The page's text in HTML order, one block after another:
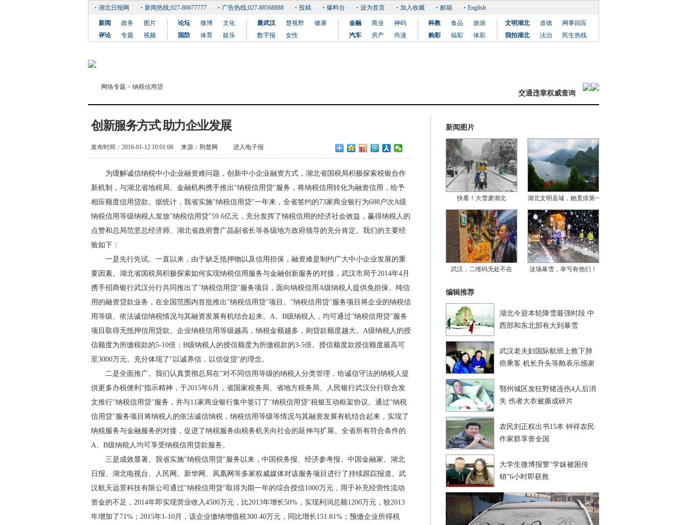
湖北日报网 新闻热线;027-86677777 广告热线;027-88568888 投稿 爆料台 设为首页 加入收藏 邮箱 English
新闻 政务
图片
评论
专题 视频
论坛 微博
文化
国防
体育 娱乐
最武汉 楚视野
健康
数字报
女性
金融 商业
神码
汽车
房产 尚漫
科教 食品
旅游
购彩
福彩 体彩
文明湖北 道德
网事回应
我拍湖北
法治 民生热线
网络专题 > 纳税信用贷
交通违章权威查询
创新服务方式 助力企业发展
发布时间：2016-01-12 10:01:08 来源：荆楚网 进入电子报
为缓解诚信纳税中小企业融资难问题，创新中小企业融资方式，湖北省国税局积极探索税银合作
新机制，与湖北省地税局、金融机构携手推出"纳税信用贷"服务，将纳税信用转化为融资信用，给予
相应额度信用贷款。据统计，我省实施"纳税信用贷"一年来，全省签约的73家商业银行为688户次A级
纳税信用等级纳税人发放"纳税信用贷"59.6亿元，充分发挥了纳税信用的经济社会效益，赢得纳税人的
点赞和总局范坚总经济师、湖北省政府曹广晶副省长等各级地方政府领导的充分肯定。我们的主要经
验如下：
一是先行先试。一直以来，由于缺乏抵押物以及信用担保，融资难是制约广大中小企业发展的重
要因素。湖北省国税局积极探索如何实现纳税信用服务与金融创新服务的对接，武汉市局于2014年4月
携手招商银行武汉分行共同推出了"纳税信用贷"服务项目，面向纳税信用A级纳税人提供免担保、纯信
用的融资贷款业务，在全国范围内首批推出"纳税信用贷"项目。"纳税信用贷"服务项目将企业的纳税信
用等级、依法诚信纳税情况与其融资发展有机结合起来。A、B级纳税人，均可通过"纳税信用贷"服务
项目取得无抵押信用贷款。企业纳税信用等级越高，纳税金额越多，则贷款额度越大。A级纳税人的授
信额度为所缴税款的5-10倍；B级纳税人的授信额度为所缴税款的3-5倍。授信额度款授信额度最高可
至3000万元。充分体现了"以诚养信，以信促贷"的理念。
二是全面推广。我们认真贯彻总局在"对不同信用等级的纳税人分类管理，给诚信守法的纳税人提
供更多办税便利"指示精神，于2015年6月，省国家税务局、省地方税务局、人民银行武汉分行联合发
文推行"纳税信用贷"服务，并与11家商业银行集中签订了"纳税信用贷"税银互动框架协议。通过"纳税
信用贷"服务项目将纳税人的依法诚信纳税，纳税信用等级等情况与其融资发展有机结合起来，实现了
纳税服务与金融服务的对接，促进了纳税服务由税务机关向社会的延伸与扩展。全省所有符合条件的
A、B级纳税人均可享受纳税信用贷款服务。
三是成效显著。我省实施"纳税信用贷"服务以来，中国税务报、经济参考报、中国金融家、湖北
日报、湖北电视台、人民网、新华网、凤凰网等多家权威媒体对该服务项目进行了持续跟踪报道。武
汉航天远景科技有限公司通过"纳税信用贷"取得为期一年的综合授信1000万元，用于补充经营性流动
资金的不足，2014年即实现营业收入4500万元，比2013年增长50%，实现利润总额1200万元，较2013
年增加了71%；2015年1-10月，该企业缴纳增值税300.40万元，同比增长151.81%；预缴企业所得税
新闻图片
快看！大雪袭湖北 湖北文明县城，她竟排第一
武汉，二维码无处不在 这场暴雪，幸亏有他们！
编辑推荐
湖北今迎本轮降雪最强时段 中
西部和东北部有大到暴雪
武汉老夫妇国际航班上救下肺
癌乘客 机长升头等舱表示感谢
鄂州城区发狂野猪连伤4人后消
失 伤者大衣被撕成碎片
农民刘正权出书15本 钟祥农民
作家群享誉全国
大学生微博报警“学妹被困传
销”6小时即获救